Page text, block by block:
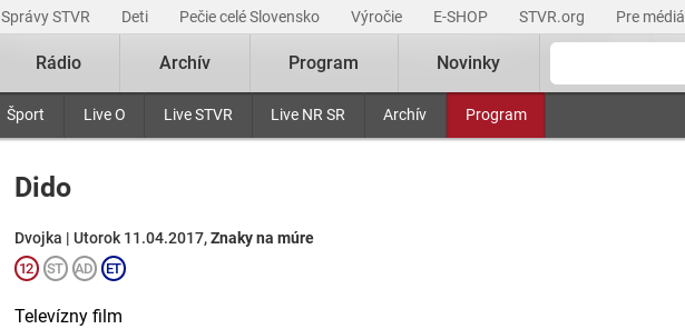
Správy STVR Deti Pečie celé Slovensko Výročie E-SHOP STVR.org Pre médiá
Šport Live O Live STVR Live NR SR Archív Program
Rádio Archív Program Novinky
Dido
Dvojka | Utorok 11.04.2017,Znaky na múre
Televízny film